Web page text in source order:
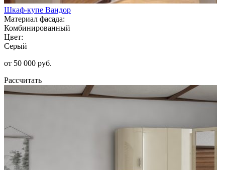
Шкаф-купе Вандор
Материал фасада:
Комбинированный
Цвет:
Серый
от 50 000 руб.
Рассчитать